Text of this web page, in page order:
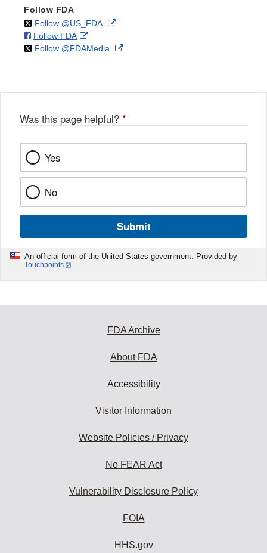
Follow FDA
Follow @US_FDAon External
Disclaimer
Follow FDAon
Facebook
External
Link
Follow @FDAMedia on External
Was this page helpful? *
Yes
No
Submit
An official form of the United States government. Provided by
Touchpoints
FDA Archive
About FDA
Accessibility
Visitor Information
Website Policies / Privacy
No FEAR Act
Vulnerability Disclosure Policy
FOIA
HHS.gov